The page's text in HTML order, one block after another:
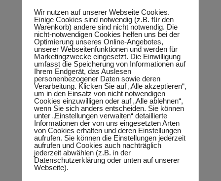
zugesichert. Meine Erwartung ist, dass auch der Bund die mit
der Entwicklung und Umsetzung des Projektes verbundenen
Potentiale für die vom Strukturwandel betroffenen Region
erkennt und Verantwortung bei der Beseitigung der Altlasten
einer der größten ehemaligen Produktionsstandorte von
Chemiewaffen in Deutschland übernimmt“, erklärt Keindorf.
Die potentielle Gewerbefläche mit bis zu 50 Hektar befindet
sich am Rande eines Wohngebietes im Süden der Stadt und
war in der Vergangenheit zu einem großen Teil von
industrieller Nutzung geprägt. Der Geländeteil, auf dem sich
die ehemalige Kampfstofffabrik Orgacid befand, ist
größtenteils für eine Nutzung gesperrt. Das gesamte Orgacid-
Gelände (12 Hektar) fällt in den Anwendungsbereich der
Bundes-Bodenschutz- und Altlastenverordnung (BBodSchV).
Aufgrund der im Grundwasser noch immer gemessenen
Konzentrationen von Abbauprodukten der Kampfstoffe in den
Jahren 2018 und 2019 hält es die Landesregierung für
erforderlich, den Standort erneut nach potentiellen Quellen zu
überprüfen. Die gegenwärtig in Arbeit befindliche historisch-
genetische Rekonstruktion (HGR), für die der Stadtrat Anfang
2020 die finanziellen Mittel bereitgestellt hat, ist ein erster
Wir nutzen auf unserer Webseite Cookies.
Einige Cookies sind notwendig (z.B. für den
Warenkorb) andere sind nicht notwendig. Die
nicht-notwendigen Cookies helfen uns bei der
Optimierung unseres Online-Angebotes,
unserer Webseitenfunktionen und werden für
Marketingzwecke eingesetzt. Die Einwilligung
umfasst die Speicherung von Informationen auf
Ihrem Endgerät, das Auslesen
personenbezogener Daten sowie deren
Verarbeitung. Klicken Sie auf „Alle akzeptieren“,
um in den Einsatz von nicht notwendigen
Cookies einzuwilligen oder auf „Alle ablehnen“,
wenn Sie sich anders entscheiden. Sie können
unter „Einstellungen verwalten“ detaillierte
Informationen der von uns eingesetzten Arten
von Cookies erhalten und deren Einstellungen
aufrufen. Sie können die Einstellungen jederzeit
aufrufen und Cookies auch nachträglich
jederzeit abwählen (z.B. in der
Datenschutzerklärung oder unten auf unserer
Webseite).